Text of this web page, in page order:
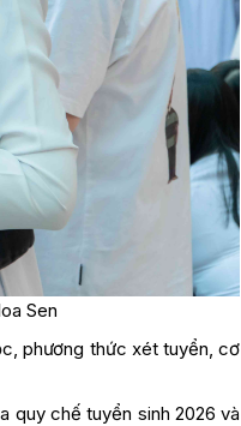
Sen
phương thức xét tuyển, cơ
quy chế tuyển sinh 2026 và